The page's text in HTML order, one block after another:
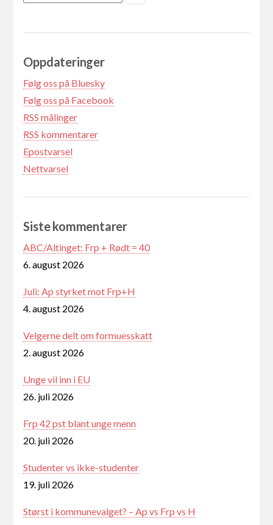
Oppdateringer
Følg oss på Bluesky
Følg oss på Facebook
RSS målinger
RSS kommentarer
Epostvarsel
Nettvarsel
Siste kommentarer
ABC/Altinget: Frp + Rødt = 40
6. august 2026
Juli: Ap styrket mot Frp+H
4. august 2026
Velgerne delt om formuesskatt
2. august 2026
Unge vil inn i EU
26. juli 2026
Frp 42 pst blant unge menn
20. juli 2026
Studenter vs ikke-studenter
19. juli 2026
Størst i kommunevalget? – Ap vs Frp vs H